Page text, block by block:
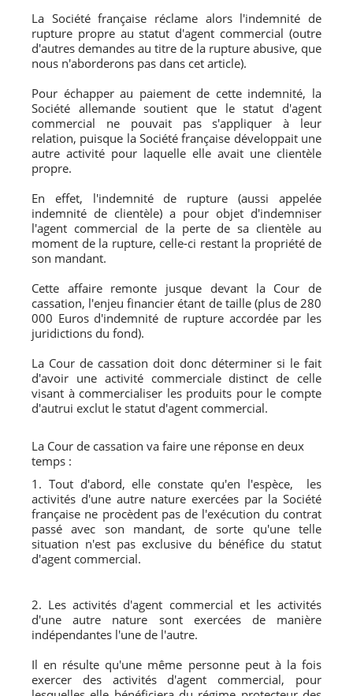
La Société française réclame alors l'indemnité de
rupture propre au statut d'agent commercial (outre
d'autres demandes au titre de la rupture abusive, que
nous n'aborderons pas dans cet article).
Pour échapper au paiement de cette indemnité, la
Société allemande soutient que le statut d'agent
commercial ne pouvait pas s'appliquer à leur
relation, puisque la Société française développait une
autre activité pour laquelle elle avait une clientèle
propre.
En effet, l'indemnité de rupture (aussi appelée
indemnité de clientèle) a pour objet d'indemniser
l'agent commercial de la perte de sa clientèle au
moment de la rupture, celle-ci restant la propriété de
son mandant.
Cette affaire remonte jusque devant la Cour de
cassation, l'enjeu financier étant de taille (plus de 280
000 Euros d'indemnité de rupture accordée par les
juridictions du fond).
La Cour de cassation doit donc déterminer si le fait
d'avoir une activité commerciale distinct de celle
visant à commercialiser les produits pour le compte
d'autrui exclut le statut d'agent commercial.
La Cour de cassation va faire une réponse en deux
temps :
1. Tout d'abord, elle constate qu'en l'espèce, les
activités d'une autre nature exercées par la Société
française ne procèdent pas de l'exécution du contrat
passé avec son mandant, de sorte qu'une telle
situation n'est pas exclusive du bénéfice du statut
d'agent commercial.
2. Les activités d'agent commercial et les activités
d'une autre nature sont exercées de manière
indépendantes l'une de l'autre.
Il en résulte qu'une même personne peut à la fois
exercer des activités d'agent commercial, pour